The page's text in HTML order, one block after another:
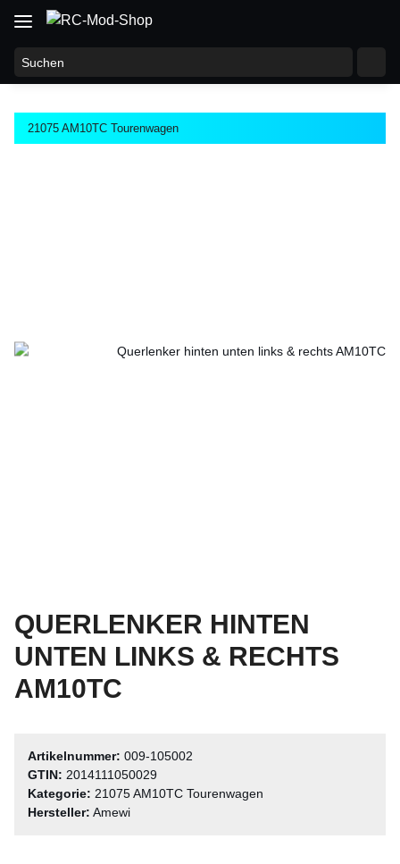
21075 AM10TC Tourenwagen
QUERLENKER HINTEN
UNTEN LINKS & RECHTS
AM10TC
Artikelnummer: 009-105002
GTIN: 2014111050029
Kategorie: 21075 AM10TC Tourenwagen
Hersteller: Amewi